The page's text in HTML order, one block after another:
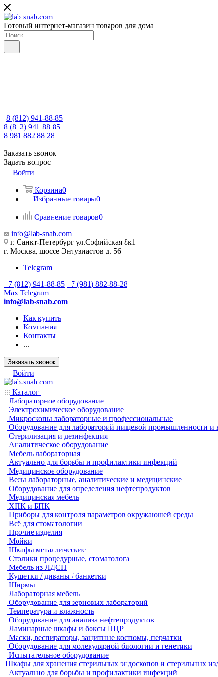
Готовый интернет-магазин товаров для дома
8 (812) 941-88-85
8 (812) 941-88-85
8 981 882 88 28
Заказать звонок
Задать вопрос
Войти
Корзина0
Избранные товары0
Сравнение товаров0
info@lab-snab.com
г. Санкт-Петербург ул.Софийская 8к1
г. Москва, шоссе Энтузиастов д. 56
Telegram
+7 (812) 941-88-85 +7 (981) 882-88-28
Max Telegram
info@lab-snab.com
Как купить
Компания
Контакты
...
Заказать звонок
Войти
Каталог
Лабораторное оборудование
Электрохимическое оборудование
Микроскопы лабораторные и профессиональные
Оборудование для лабораторий пищевой промышленности и
Стерилизация и дезинфекция
Аналитическое оборудование
Мебель лабораторная
Актуально для борьбы и профилактики инфекций
Медицинское оборудование
Весы лабораторные, аналитические и медицинские
Оборудование для определения нефтепродуктов
Медицинская мебель
ХПК и БПК
Приборы для контроля параметров окружающей среды
Всё для стоматологии
Прочие изделия
Мойки
Шкафы металлические
Столики процедурные, стоматолога
Мебель из ЛДСП
Кушетки / диваны / банкетки
Ширмы
Лабораторная мебель
Оборудование для зерновых лабораторий
Температура и влажность
Оборудование для анализа нефтепродуктов
Ламинарные шкафы и боксы ПЦР
Маски, респираторы, защитные костюмы, перчатки
Оборудование для молекулярной биологии и генетики
Испытательное оборудование
Шкафы для хранения стерильных эндоскопов и стерильных
Актуально для борьбы и профилактики инфекций